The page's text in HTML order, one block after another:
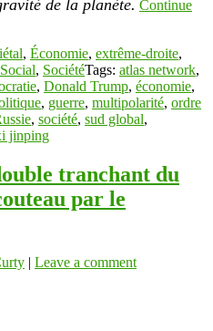
de la planète. Continue
, Économie, extrême-droite,
Social, SociétéTags: atlas network,
, Donald Trump, économie,
, guerre, multipolarité, ordre
, société, sud global,
jinping
tranchant du
par le
| Leave a comment